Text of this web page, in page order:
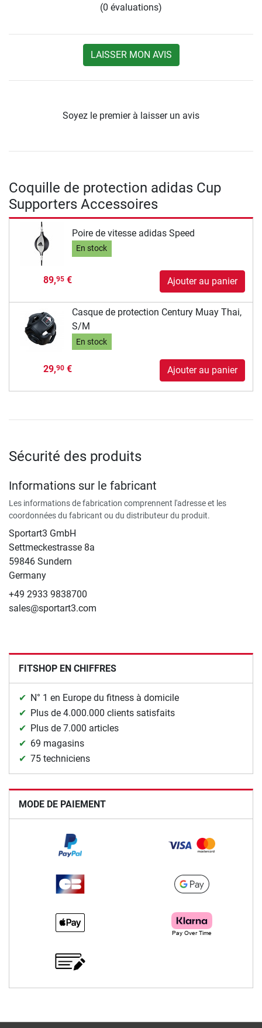
(0 évaluations)
LAISSER MON AVIS
Soyez le premier à laisser un avis
Coquille de protection adidas Cup
Supporters Accessoires
Poire de vitesse adidas Speed
En stock
89,95€ Ajouter au panier
Casque de protection Century Muay Thai,
S/M
En stock
29,90€ Ajouter au panier
Sécurité des produits
Informations sur le fabricant
Les informations de fabrication comprennent l'adresse et les
coordonnées du fabricant ou du distributeur du produit.
Sportart3 GmbH
Settmeckestrasse 8a
59846 Sundern
Germany
+49 2933 9838700
sales@sportart3.com
FITSHOP EN CHIFFRES
N° 1 en Europe du fitness à domicile
Plus de 4.000.000 clients satisfaits
Plus de 7.000 articles
69 magasins
75 techniciens
MODE DE PAIEMENT